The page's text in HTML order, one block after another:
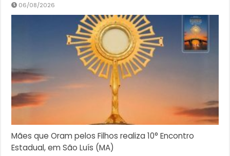
06/08/2026
Mães que Oram pelos Filhos realiza 10° Encontro
Estadual, em São Luís (MA)